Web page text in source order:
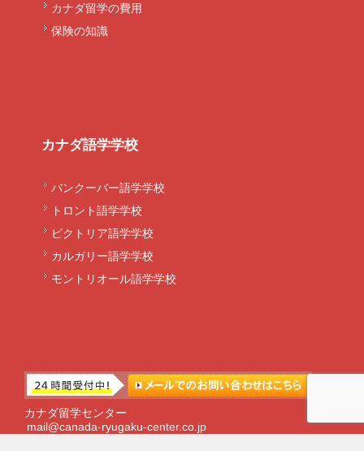
カナダ留学の費用
保険の知識
カナダ語学学校
バンクーバー語学学校
トロント語学学校
ビクトリア語学学校
カルガリー語学学校
モントリオール語学学校
カナダ留学センター
mail@canada-ryugaku-center.co.jp